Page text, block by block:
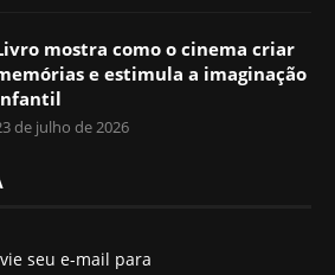
mostra como o cinema criar
e estimula a imaginação
de julho de 2026
seu e-mail para